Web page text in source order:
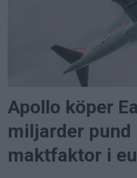
Apollo köper
miljarder pund
maktfaktor i